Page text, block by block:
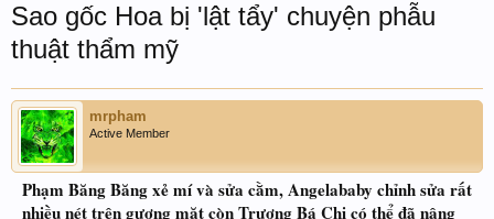
Sao gốc Hoa bị 'lật tẩy' chuyện phẫu
thuật thẩm mỹ
mrpham
Active Member
Phạm Băng Băng xẻ mí và sửa cằm, Angelababy chỉnh sửa rất
nhiều nét trên gương mặt còn Trương Bá Chi có thể đã nâng